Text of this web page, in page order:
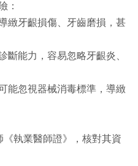
：
緻牙齦損傷、牙齒磨損，甚
斷能力，容易忽略牙齦炎、
能忽視器械消毒標準，導緻
《執業醫師證》，核對其資